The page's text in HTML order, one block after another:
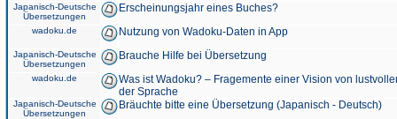
Japanisch-Deutsche
Übersetzungen
Erscheinungsjahr eines Buches?
wadoku.de Nutzung von Wadoku-Daten in App
Japanisch-Deutsche
Übersetzungen
Brauche Hilfe bei Übersetzung
wadoku.de
Was ist Wadoku? – Fragemente einer Vision von
der Sprache
Japanisch-Deutsche
Übersetzungen
Bräuchte bitte eine Übersetzung (Japanisch - Deutsch)